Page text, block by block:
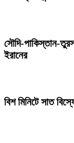
সৌদি-পাকিস্তান-
ইরানের
বিশ মিনিটে সাত